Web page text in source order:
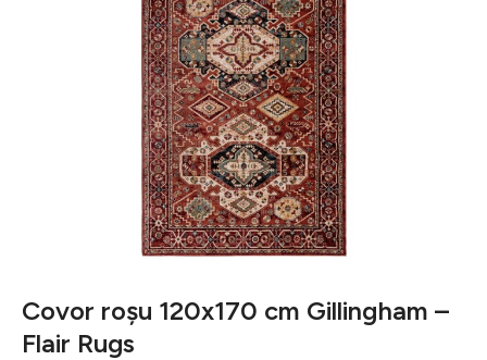
Covor roșu 120x170 cm Gillingham –
Flair Rugs